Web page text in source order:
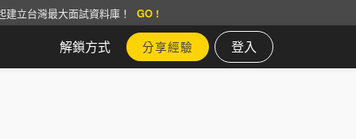
立台灣最大面試資料庫！ GO !
解鎖方式 分享經驗 登入